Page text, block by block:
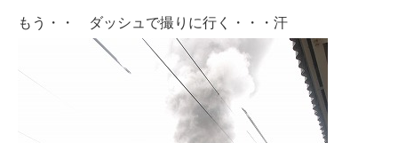
もう・・ ダッシュで撮りに行く・・・汗